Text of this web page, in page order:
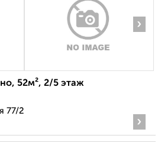
›
52м², 2/5 этаж
77/2
›